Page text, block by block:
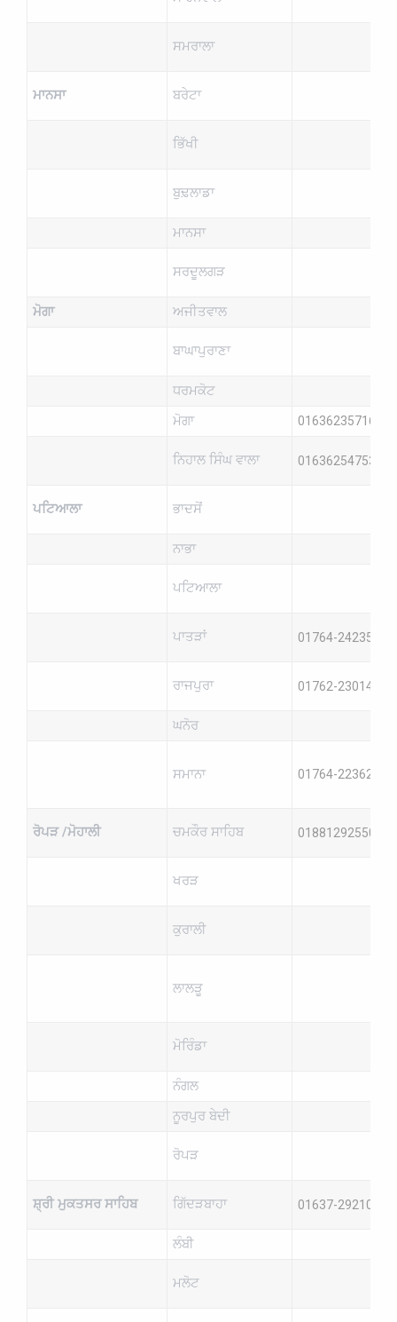
ਸਮਰਾਲਾ
ਮਾਨਸਾ ਬਰੇਟਾ
ਭਿੱਖੀ
ਬੁਢ਼ਲਾਡਾ
ਮਾਨਸਾ
ਸਰਦੂਲਗੜ
ਮੋਗਾ ਅਜੀਤਵਾਲ
ਬਾਘਾਪੁਰਾਣਾ
ਧਰਮਕੋਟ
ਮੋਗਾ
01636235716
ਨਿਹਾਲ ਸਿੰਘ ਵਾਲਾ 01636254753
ਪਟਿਆਲਾ ਭਾਦਸੋਂ
ਨਾਭਾ
ਪਟਿਆਲਾ
ਪਾਤੜਾਂ 01764-242353
ਰਾਜਪੁਰਾ 01762-230147
ਘਨੋਰ
ਸਮਾਨਾ 01764-223623
ਰੋਪੜ /ਮੋਹਾਲੀ ਚਮਕੌਰ ਸਾਹਿਬ 01881292550
ਖਰੜ
ਕੁਰਾਲੀ
ਲਾਲੜੂ
ਮੋਰਿੰਡਾ
ਨੰਗਲ
ਨੂਰਪੁਰ ਬੇਦੀ
ਰੋਪੜ
ਸ਼੍ਰੀ ਮੁਕਤਸਰ ਸਾਹਿਬ ਗਿੱਦੜਬਾਹਾ 01637-292102
ਲੰਬੀ
ਮਲੋਟ